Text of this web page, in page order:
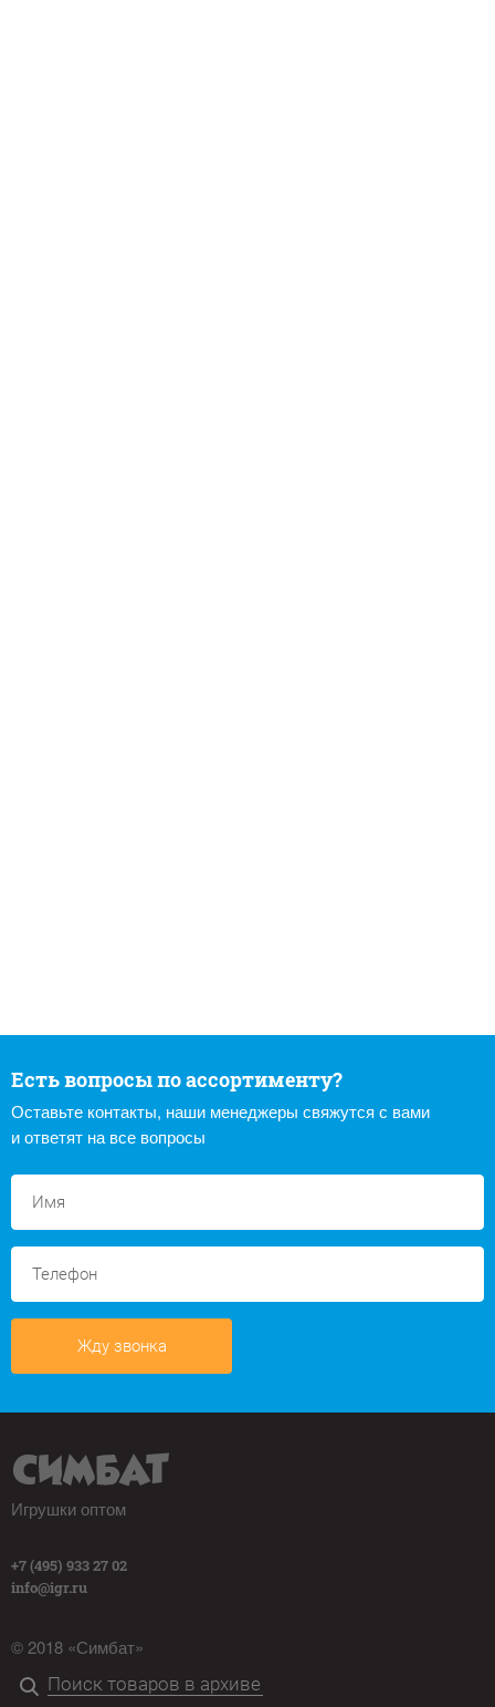
Есть вопросы по ассортименту?
Оставьте контакты, наши менеджеры свяжутся с вами
и ответят на все вопросы
Жду звонка
Игрушки оптом
+7 (495) 933 27 02
info@igr.ru
© 2018 «Симбат»